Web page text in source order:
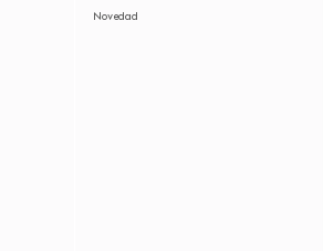
Novedad